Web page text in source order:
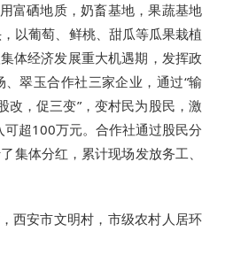
富硒地质，奶畜基地，果蔬基地
以葡萄、鲜桃、甜瓜等瓜果栽植
体经济发展重大机遇期，发挥政
翠玉合作社三家企业，通过“输
改，促三变”，变村民为股民，激
超100万元。合作社通过股民分
体分红，累计现场发放务工、
西安市文明村，市级农村人居环